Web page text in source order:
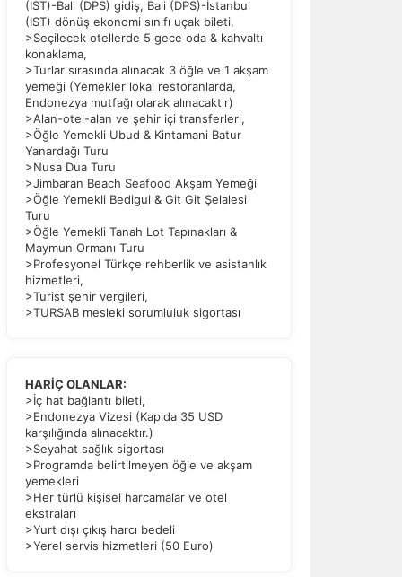
(IST)-Bali (DPS) gidiş, Bali (DPS)-İstanbul
(IST) dönüş ekonomi sınıfı uçak bileti,
>Seçilecek otellerde 5 gece oda & kahvaltı
konaklama,
>Turlar sırasında alınacak 3 öğle ve 1 akşam
yemeği (Yemekler lokal restoranlarda,
Endonezya mutfağı olarak alınacaktır)
>Alan-otel-alan ve şehir içi transferleri,
>Öğle Yemekli Ubud & Kintamani Batur
Yanardağı Turu
>Nusa Dua Turu
>Jimbaran Beach Seafood Akşam Yemeği
>Öğle Yemekli Bedigul & Git Git Şelalesi
Turu
>Öğle Yemekli Tanah Lot Tapınakları &
Maymun Ormanı Turu
>Profesyonel Türkçe rehberlik ve asistanlık
hizmetleri,
>Turist şehir vergileri,
>TURSAB mesleki sorumluluk sigortası
HARİÇ OLANLAR:
>İç hat bağlantı bileti,
>Endonezya Vizesi (Kapıda 35 USD
karşılığında alınacaktır.)
>Seyahat sağlık sigortası
>Programda belirtilmeyen öğle ve akşam
yemekleri
>Her türlü kişisel harcamalar ve otel
ekstraları
>Yurt dışı çıkış harcı bedeli
>Yerel servis hizmetleri (50 Euro)